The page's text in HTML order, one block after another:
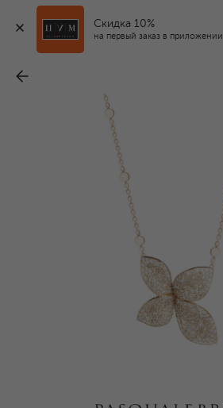
Скидка 10%
на первый заказ в приложении